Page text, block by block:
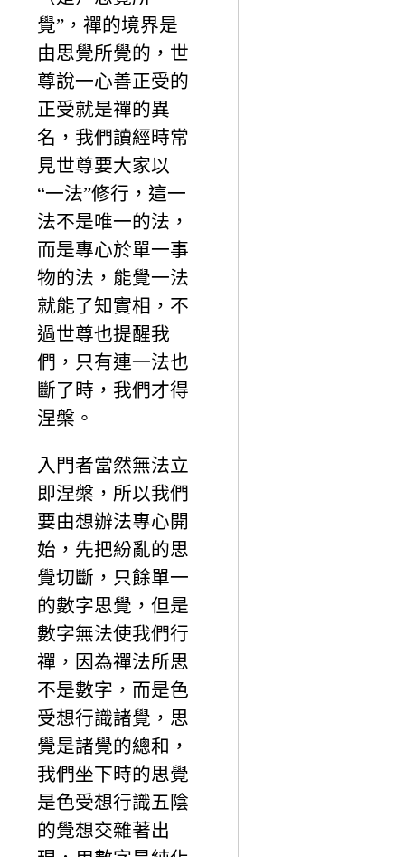
覺”，禪的境界是
由思覺所覺的，世
尊說一心善正受的
正受就是禪的異
名，我們讀經時常
見世尊要大家以
“一法”修行，這一
法不是唯一的法，
而是專心於單一事
物的法，能覺一法
就能了知實相，不
過世尊也提醒我
們，只有連一法也
斷了時，我們才得
涅槃。
入門者當然無法立
即涅槃，所以我們
要由想辦法專心開
始，先把紛亂的思
覺切斷，只餘單一
的數字思覺，但是
數字無法使我們行
禪，因為禪法所思
不是數字，而是色
受想行識諸覺，思
覺是諸覺的總和，
我們坐下時的思覺
是色受想行識五陰
的覺想交雜著出